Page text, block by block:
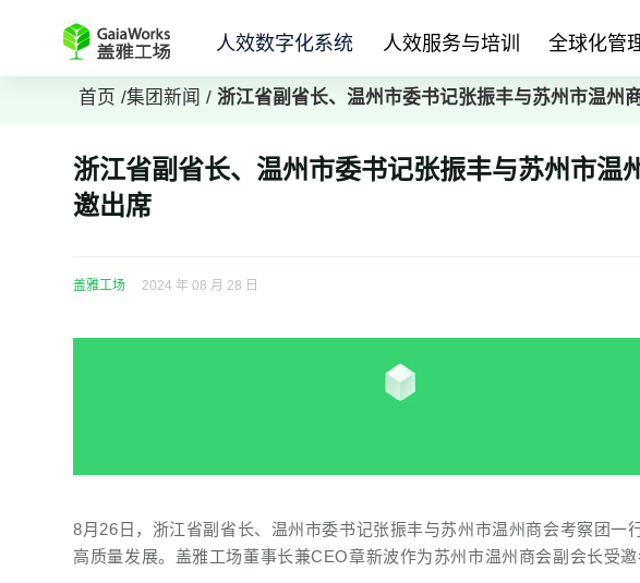
人效数字化系统 人效服务与培训 全球化管
首页 /集团新闻 / 浙江省副省长、温州市委书记张振丰与苏州市温州
浙江省副省长、温州市委书记张振丰与苏州市温
邀出席
盖雅工场 2024 年 08 月 28 日
8月26日，浙江省副省长、温州市委书记张振丰与苏州市温州商会考察团一
高质量发展。盖雅工场董事长兼CEO章新波作为苏州市温州商会副会长受邀